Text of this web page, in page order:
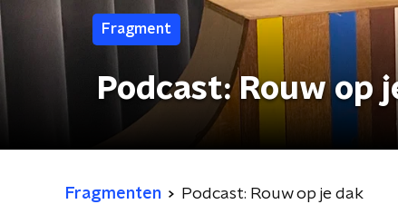
Fragment
Podcast: Rouw op
Fragmenten Podcast: Rouw op je dak